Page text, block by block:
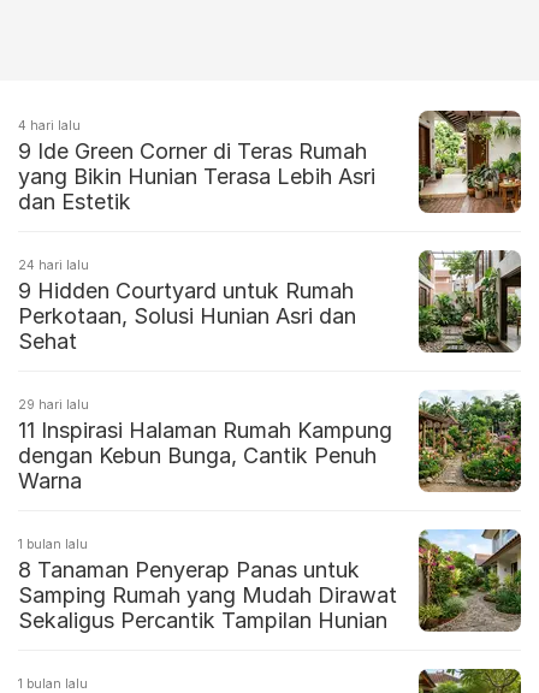
4 hari lalu
9 Ide Green Corner di Teras Rumah
yang Bikin Hunian Terasa Lebih Asri
dan Estetik
24 hari lalu
9 Hidden Courtyard untuk Rumah
Perkotaan, Solusi Hunian Asri dan
Sehat
29 hari lalu
11 Inspirasi Halaman Rumah Kampung
dengan Kebun Bunga, Cantik Penuh
Warna
1 bulan lalu
8 Tanaman Penyerap Panas untuk
Samping Rumah yang Mudah Dirawat
Sekaligus Percantik Tampilan Hunian
1 bulan lalu